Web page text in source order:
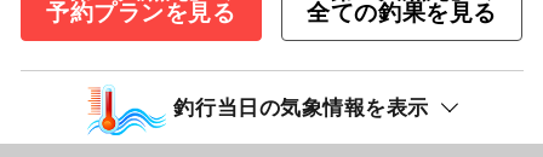
予約プランを見る
全ての釣果を見る
釣行当日の気象情報を表示